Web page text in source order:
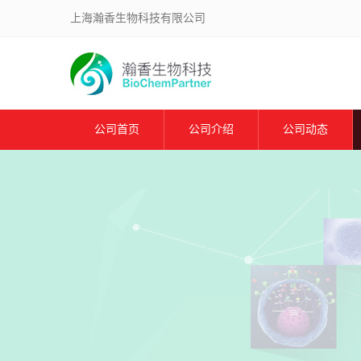
上海瀚香生物科技有限公司
公司首页 公司介绍 公司动态